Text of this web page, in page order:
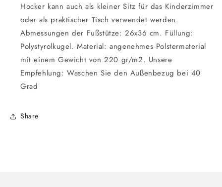
Hocker kann auch als kleiner Sitz für das Kinderzimmer
oder als praktischer Tisch verwendet werden.
Abmessungen der Fußstütze: 26x36 cm. Füllung:
Polystyrolkugel. Material: angenehmes Polstermaterial
mit einem Gewicht von 220 gr/m2. Unsere
Empfehlung: Waschen Sie den Außenbezug bei 40
Grad
Share